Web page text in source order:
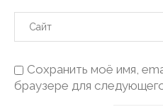
Сохранить моё имя,
браузере для